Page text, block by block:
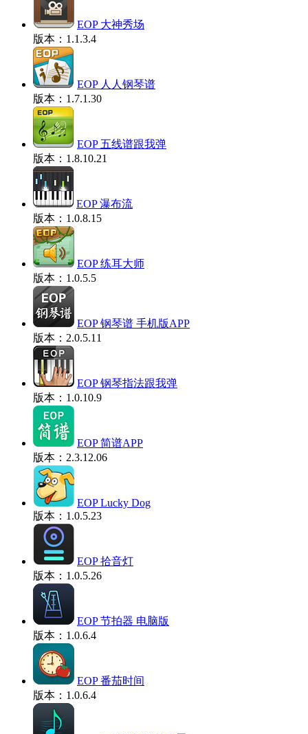
EOP 大神秀场
版本：1.1.3.4
EOP 人人钢琴谱
版本：1.7.1.30
EOP 五线谱跟我弹
版本：1.8.10.21
EOP 瀑布流
版本：1.0.8.15
EOP 练耳大师
版本：1.0.5.5
EOP 钢琴谱 手机版APP
版本：2.0.5.11
EOP 钢琴指法跟我弹
版本：1.0.10.9
EOP 简谱APP
版本：2.3.12.06
EOP Lucky Dog
版本：1.0.5.23
EOP 拾音灯
版本：1.0.5.26
EOP 节拍器 电脑版
版本：1.0.6.4
EOP 番茄时间
版本：1.0.6.4